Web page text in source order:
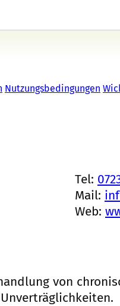
Nutzungsbedingungen
Tel:
Mail:
Web:
von